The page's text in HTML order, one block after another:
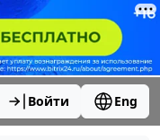
Войти Eng